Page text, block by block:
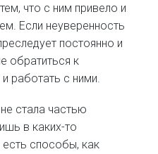
что с ним привело и
Если неуверенность
постоянно и
обратиться к
работать с ними.
стала частью
в каких-то
есть способы, как